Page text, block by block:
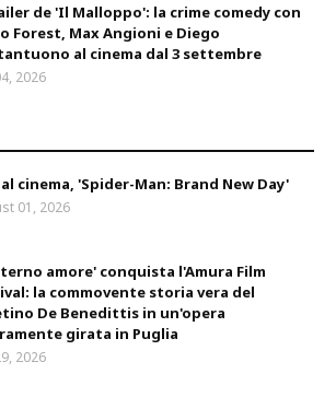
de 'Il Malloppo': la crime comedy con
Forest, Max Angioni e Diego
al cinema dal 3 settembre
2026
al cinema, 'Spider-Man: Brand New Day'
01, 2026
amore' conquista l'Amura Film
la commovente storia vera del
De Benedittis in un'opera
girata in Puglia
2026